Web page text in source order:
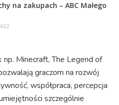
na zakupach – ABC Małego
Minecraft, The Legend of
graczom na rozwój
współpraca, percepcja
szczególnie